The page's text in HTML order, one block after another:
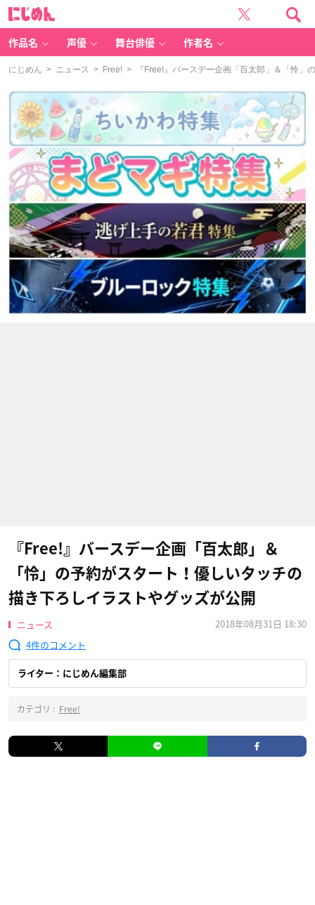
作品名 声優 舞台俳優 作者名
にじめん > ニュース > Free! > 『Free!』バースデー企画「百太郎」＆「怜」
『Free!』バースデー企画「百太郎」＆
「怜」の予約がスタート！優しいタッチの
描き下ろしイラストやグッズが公開
ニュース
2018年08月31日 18:30
4
ライター：にじめん編集部
カテゴリ : Free!